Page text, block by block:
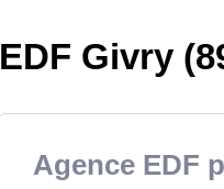
EDF Givry
Agence EDF